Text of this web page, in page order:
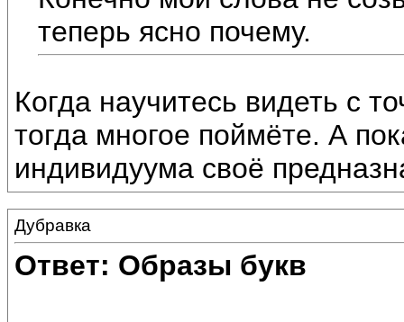
теперь ясно почему.
Когда научитесь видеть с
тогда многое поймёте. А
индивидуума своё
Дубравка
Ответ: Образы букв